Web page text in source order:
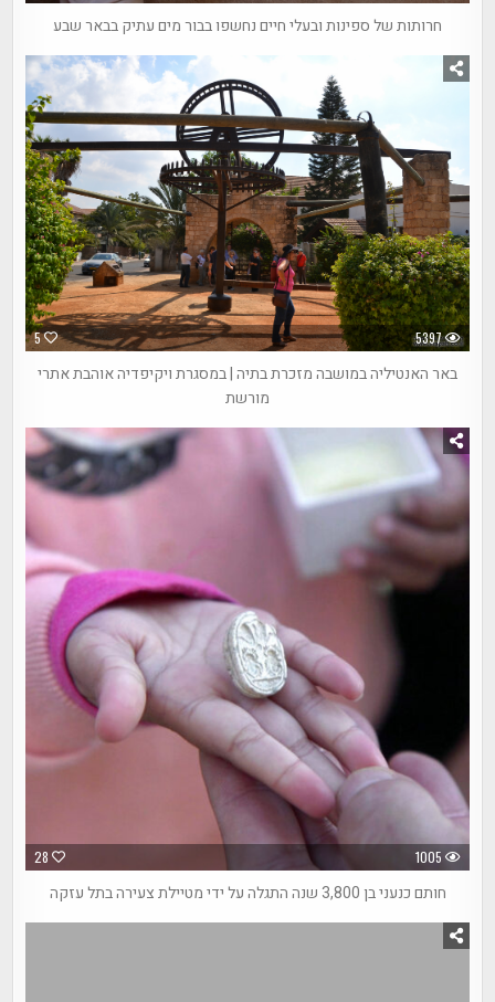
חרותות של ספינות ובעלי חיים נחשפו בבור מים עתיק בבאר שבע
5 5397
באר האנטיליה במושבה מזכרת בתיה | במסגרת ויקיפדיה אוהבת אתרי
מורשת
28 1005
חותם כנעני בן 3,800 שנה התגלה על ידי מטיילת צעירה בתל עזקה